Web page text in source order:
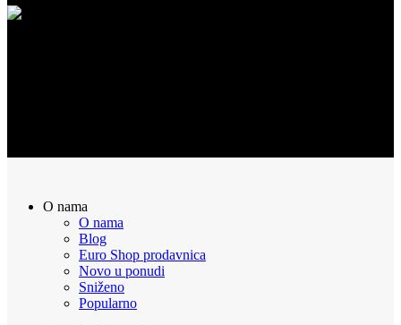
O nama
O nama
Blog
Euro Shop prodavnica
Novo u ponudi
Sniženo
Popularno